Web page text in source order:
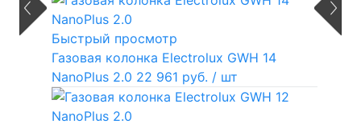
Быстрый просмотр
Газовая колонка Electrolux GWH 14
NanoPlus 2.0 22 961 руб. / шт